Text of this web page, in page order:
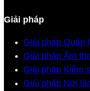
Giải pháp
Giải pháp Quản
Giải pháp Âm
Giải pháp Kiểm
Giải pháp Nơi